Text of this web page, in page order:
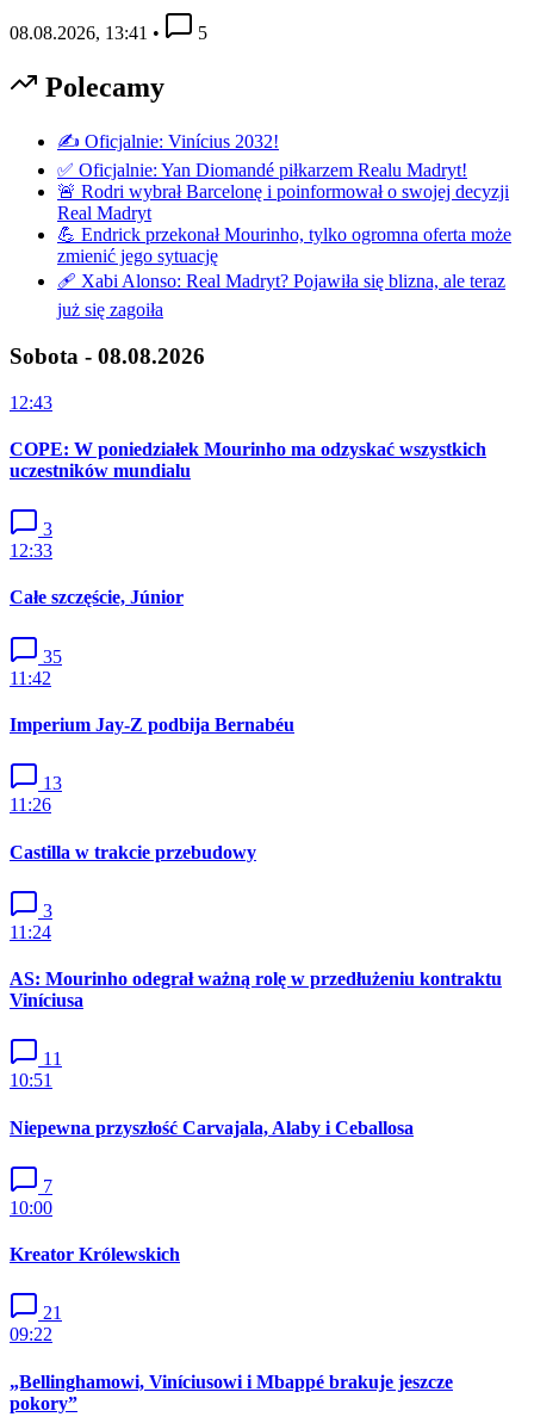
08.08.2026, 13:41 • 5
Polecamy
✍️ Oficjalnie: Vinícius 2032!
✅ Oficjalnie: Yan Diomandé piłkarzem Realu Madryt!
🚨 Rodri wybrał Barcelonę i poinformował o swojej decyzji
Real Madryt
💪 Endrick przekonał Mourinho, tylko ogromna oferta może
zmienić jego sytuację
🩹 Xabi Alonso: Real Madryt? Pojawiła się blizna, ale teraz
już się zagoiła
Sobota - 08.08.2026
12:43
COPE: W poniedziałek Mourinho ma odzyskać wszystkich
uczestników mundialu
3
12:33
Całe szczęście, Júnior
35
11:42
Imperium Jay-Z podbija Bernabéu
13
11:26
Castilla w trakcie przebudowy
3
11:24
AS: Mourinho odegrał ważną rolę w przedłużeniu kontraktu
Viníciusa
11
10:51
Niepewna przyszłość Carvajala, Alaby i Ceballosa
7
10:00
Kreator Królewskich
21
09:22
„Bellinghamowi, Viníciusowi i Mbappé brakuje jeszcze
pokory”